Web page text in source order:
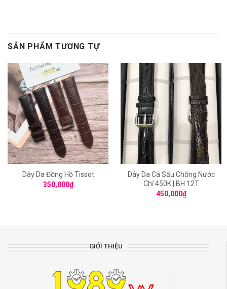
SẢN PHẨM TƯƠNG TỰ
Dây Da Đồng Hồ Tissot
350,000₫
Dây Da Cá Sấu Chống Nước
Chỉ 450K | BH 12T
450,000₫
GIỚI THIỆU